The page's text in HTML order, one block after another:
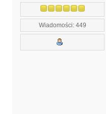
Wiadomości: 449